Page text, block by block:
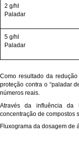
2 g/hl
Paladar
5 g/hl
Paladar
Como resultado da
proteção contra o “paladar
números reais.
Através da influência da
concentração de compostos
Fluxograma da dosagem de